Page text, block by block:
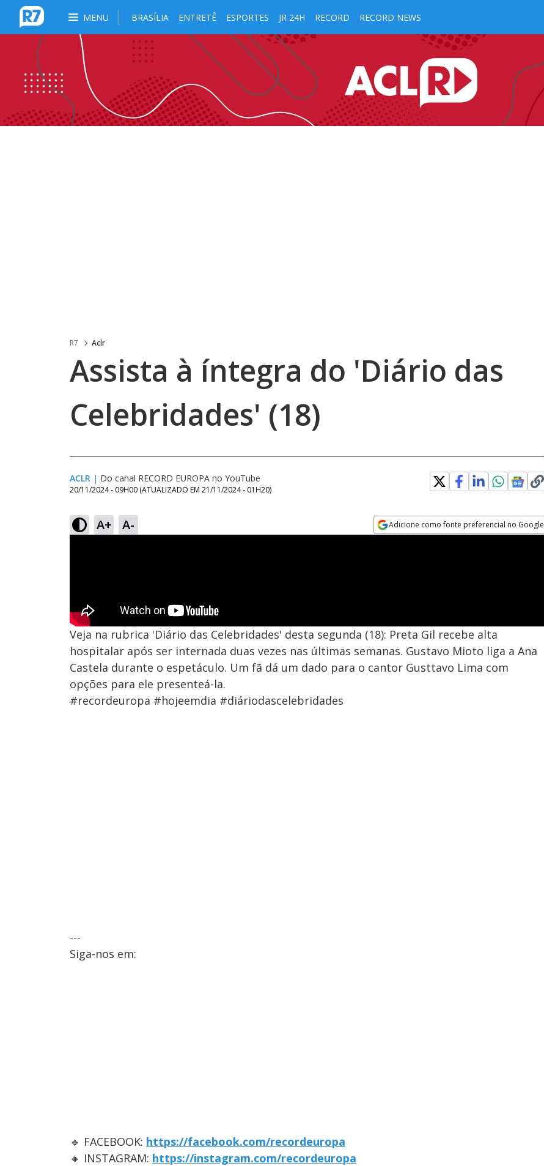
MENU BRASÍLIA ENTRETÊ ESPORTES JR 24H RECORD RECORD NEWS
R7 Aclr
Assista à íntegra do 'Diário das
Celebridades' (18)
ACLR | Do canal RECORD EUROPA no YouTube
20/11/2024 - 09H00 (ATUALIZADO EM 21/11/2024 - 01H20)
A+ A- Adicione como fonte preferencial no Google
Veja na rubrica 'Diário das Celebridades' desta segunda (18): Preta Gil recebe alta
hospitalar após ser internada duas vezes nas últimas semanas. Gustavo Mioto liga a Ana
Castela durante o espetáculo. Um fã dá um dado para o cantor Gusttavo Lima com
opções para ele presenteá-la.
#recordeuropa #hojeemdia #diáriodascelebridades
---
Siga-nos em:
🔹 FACEBOOK: https://facebook.com/recordeuropa
🔸 INSTAGRAM: https://instagram.com/recordeuropa